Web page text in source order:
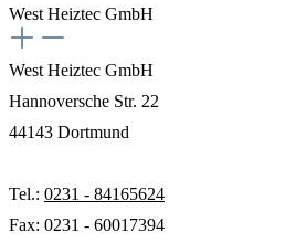
West Heiztec GmbH
West Heiztec GmbH
Hannoversche Str. 22
44143 Dortmund
Tel.: 0231 - 84165624
Fax: 0231 - 60017394